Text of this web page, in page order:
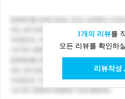
1개의 리뷰를
모든 리뷰를 확인하
리뷰작성